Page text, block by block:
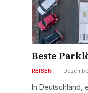
Beste
REISEN
In Deutschland,